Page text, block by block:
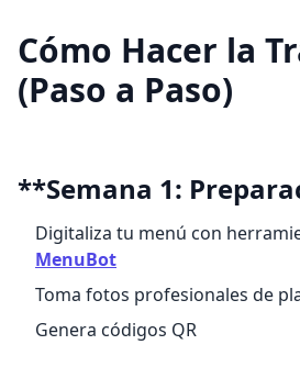
Cómo Hacer la
(Paso a Paso)
**Semana 1:
Digitaliza tu menú con
MenuBot
Toma fotos profesionales de
Genera códigos QR